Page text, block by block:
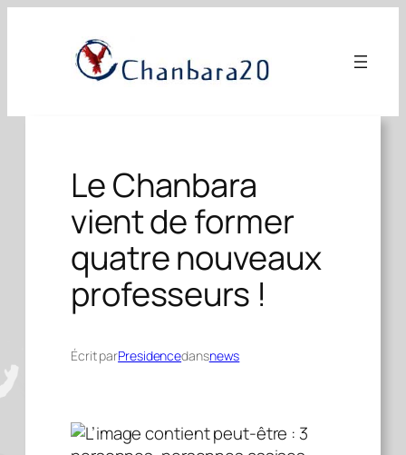
Le Chanbara
vient de former
quatre nouveaux
professeurs !
Écrit parPresidencedansnews